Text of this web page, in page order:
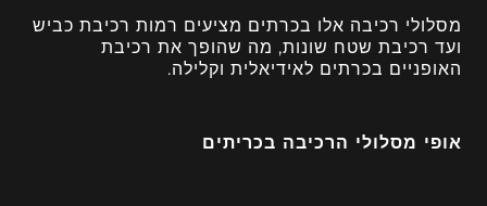
מסלולי רכיבה אלו בכרתים מציעים רמות רכיבת כביש
ועד רכיבת שטח שונות, מה שהופך את רכיבת
האופניים בכרתים לאידיאלית וקלילה.
אופי מסלולי הרכיבה בכריתים